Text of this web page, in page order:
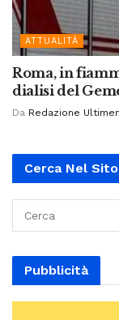
ATTUALITÀ
Roma, in
dialisi del
Da Redazione
Cerca Nel Sito
Pubblicità